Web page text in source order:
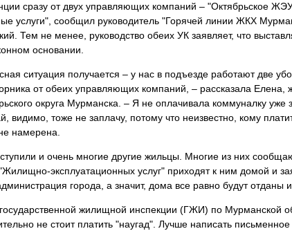
сразу от двух управляющих компаний – "Октябрьское
услуги", сообщил руководитель "Горячей линии ЖКХ
Тем не менее, руководство обеих УК заявляет, что
основании.
ситуация получается – у нас в подъезде работают две
от обеих управляющих компаний, – рассказала Елена,
округа Мурманска. – Я не оплачивала коммуналку уже
видимо, тоже не заплачу, потому что неизвестно, кому
намерена.
и очень многие другие жильцы. Многие из них
эксплуатационных услуг" приходят к ним домой и
города, а значит, дома все равно будут отданы
жилищной инспекции (ГЖИ) по Мурманской
не стоит платить "наугад". Лучше написать